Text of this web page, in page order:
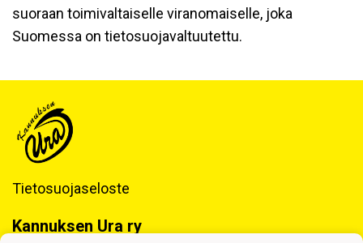
suoraan toimivaltaiselle viranomaiselle, joka
Suomessa on tietosuojavaltuutettu.
Tietosuojaseloste
Kannuksen Ura ry